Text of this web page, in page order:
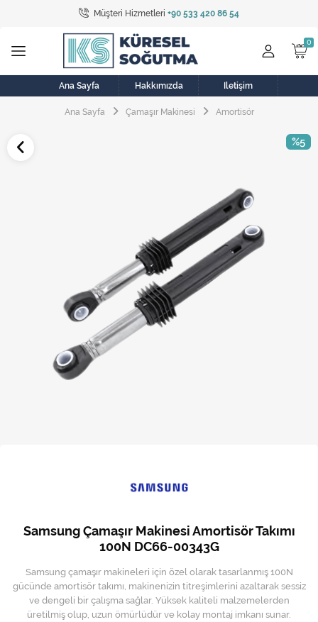
Müşteri Hizmetleri +90 533 420 86 54
Tüm Kategoriler
Bulaşık Makinesi
Buzdolabı
Çamaşır Kurutma Makinesi
Elektrikli Süpürge
Fan
Fırın, Ocak ve Aspiratör
Kireç Önleme Ve Temizlik
Musluk
Soğutma Sistemleri
Şofben ve Termosifon
Ana Sayfa Hakkımızda İletişim
Ana Sayfa Çamaşır Makinesi Amortisör
%5
Samsung Çamaşır Makinesi Amortisör Takımı
100N DC66-00343G
Samsung çamaşır makineleri için özel olarak tasarlanmış 100N
gücünde amortisör takımı, makinenizin titreşimlerini azaltarak sessiz
ve dengeli bir çalışma sağlar. Yüksek kaliteli malzemelerden
üretilmiş olup, uzun ömürlüdür ve kolay montaj imkanı sunar.